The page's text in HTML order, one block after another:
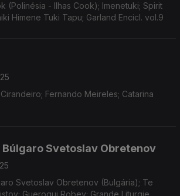
(Polinésia - Ilhas Cook); Imenetuki; Spirit
Himene Tuki Tapu; Garland Encicl. vol.9
Fernando Meireles; Catarina
Búlgaro Svetoslav Obretenov
Svetoslav Obretenov (Bulgária); Te
Guerogui Robev; Grande Liturgie